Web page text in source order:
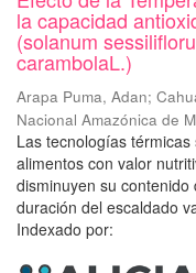
la capacidad
(solanum
carambolaL.)
Arapa Puma, Adan;
Nacional Amazónica de
Las tecnologías
alimentos con valor
disminuyen su
duración del escaldado
Indexado por: